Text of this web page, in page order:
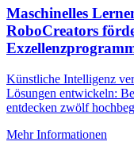
Maschinelles
RoboCreators
Künstliche Intelligenz
Lösungen entwickeln:
entdecken zwölf
Mehr Informationen